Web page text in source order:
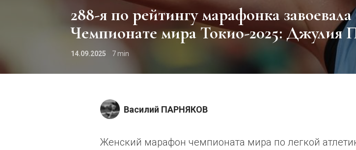
288-я по рейтингу марафонка завоевала бронзу на
Чемпионате мира Токио-2025: Джулия
14.09.2025 7
Василий ПАРНЯКОВ
Женский марафон чемпионата мира по легкой